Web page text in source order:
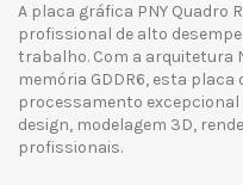
A placa gráfica PNY Quadro
profissional de alto
trabalho. Com a arquitetura
memória GDDR6, esta placa
processamento
design, modelagem 3D,
profissionais.